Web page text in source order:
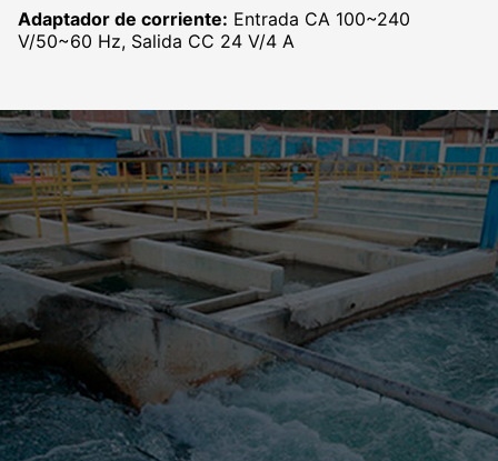
Adaptador de corriente: Entrada CA 100~240
V/50~60 Hz, Salida CC 24 V/4 A